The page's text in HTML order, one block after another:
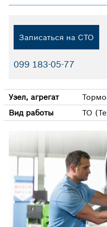
Записаться на СТО
099 183-05-77
Узел, агрегат
Вид работы
ТО